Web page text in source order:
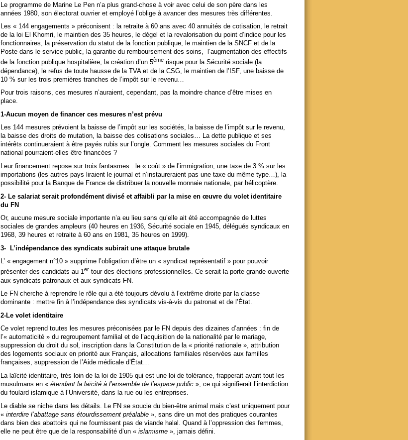
Le programme de Marine Le Pen n’a plus grand-chose à voir avec celui de son père dans les
années 1980, son électorat ouvrier et employé l’oblige à avancer des mesures très différentes.
Les « 144 engagements » préconisent : la retraite à 60 ans avec 40 annuités de cotisation, le retrait
de la loi El Khomri, le maintien des 35 heures, le dégel et la revalorisation du point d’indice pour les
fonctionnaires, la préservation du statut de la fonction publique, le maintien de la SNCF et de la
Poste dans le service public, la garantie du remboursement des soins, l’augmentation des effectifs
de la fonction publique hospitalière, la création d’un 5èmerisque pour la Sécurité sociale (la
dépendance), le refus de toute hausse de la TVA et de la CSG, le maintien de l’ISF, une baisse de
10 % sur les trois premières tranches de l’impôt sur le revenu…
Pour trois raisons, ces mesures n’auraient, cependant, pas la moindre chance d’être mises en
place.
1-Aucun moyen de financer ces mesures n’est prévu
Les 144 mesures prévoient la baisse de l’impôt sur les sociétés, la baisse de l’impôt sur le revenu,
la baisse des droits de mutation, la baisse des cotisations sociales… La dette publique et ses
intérêts continueraient à être payés rubis sur l’ongle. Comment les mesures sociales du Front
national pourraient-elles être financées ?
Leur financement repose sur trois fantasmes : le « coût » de l’immigration, une taxe de 3 % sur les
importations (les autres pays liraient le journal et n’instaureraient pas une taxe du même type…), la
possibilité pour la Banque de France de distribuer la nouvelle monnaie nationale, par hélicoptère.
2- Le salariat serait profondément divisé et affaibli par la mise en œuvre du volet identitaire
du FN
Or, aucune mesure sociale importante n’a eu lieu sans qu’elle ait été accompagnée de luttes
sociales de grandes ampleurs (40 heures en 1936, Sécurité sociale en 1945, délégués syndicaux en
1968, 39 heures et retraite à 60 ans en 1981, 35 heures en 1999).
3- L’indépendance des syndicats subirait une attaque brutale
L’ « engagement n°10 » supprime l’obligation d’être un « syndicat représentatif » pour pouvoir
présenter des candidats au 1er tour des élections professionnelles. Ce serait la porte grande ouverte
aux syndicats patronaux et aux syndicats FN.
Le FN cherche à reprendre le rôle qui a été toujours dévolu à l’extrême droite par la classe
dominante : mettre fin à l’indépendance des syndicats vis-à-vis du patronat et de l’État.
2-Le volet identitaire
Ce volet reprend toutes les mesures préconisées par le FN depuis des dizaines d’années : fin de
l’« automaticité » du regroupement familial et de l’acquisition de la nationalité par le mariage,
suppression du droit du sol, inscription dans la Constitution de la « priorité nationale », attribution
des logements sociaux en priorité aux Français, allocations familiales réservées aux familles
françaises, suppression de l’Aide médicale d’État…
La laïcité identitaire, très loin de la loi de 1905 qui est une loi de tolérance, frapperait avant tout les
musulmans en « étendant la laïcité à l’ensemble de l’espace public», ce qui signifierait l’interdiction
du foulard islamique à l’Université, dans la rue ou les entreprises.
Le diable se niche dans les détails. Le FN se soucie du bien-être animal mais c’est uniquement pour
« interdire l’abattage sans étourdissement préalable», sans dire un mot des pratiques courantes
dans bien des abattoirs qui ne fournissent pas de viande halal. Quand à l’oppression des femmes,
elle ne peut être que de la responsabilité d’un « islamisme», jamais défini.